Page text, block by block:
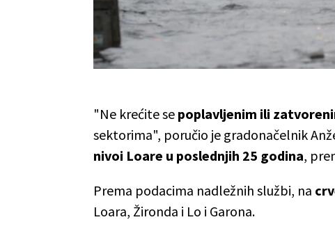
"Ne krećite se poplavljenim ili
sektorima", poručio je gradonačelnik
nivoi Loare u poslednjih 25 godina,
Prema podacima nadležnih službi, na
Loara, Žironda i Lo i Garona.